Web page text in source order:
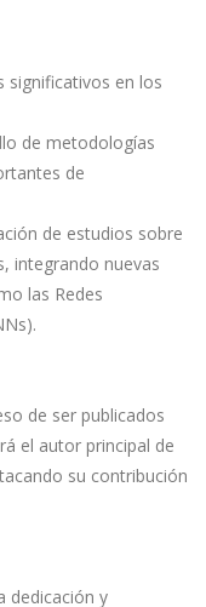
significativos en los
de metodologías
de
de estudios sobre
integrando nuevas
las Redes
de ser publicados
el autor principal de
su contribución
dedicación y